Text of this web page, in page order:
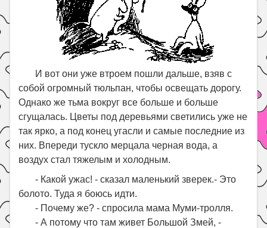
И вот они уже втроем пошли дальше, взяв с
собой огромный тюльпан, чтобы освещать дорогу.
Однако же тьма вокруг все больше и больше
сгущалась. Цветы под деревьями светились уже не
так ярко, а под конец угасли и самые последние из
них. Впереди тускло мерцала черная вода, а
воздух стал тяжелым и холодным.
- Какой ужас! - сказал маленький зверек.- Это
болото. Туда я боюсь идти.
- Почему же? - спросила мама Муми-тролля.
- А потому что там живет Большой Змей, -